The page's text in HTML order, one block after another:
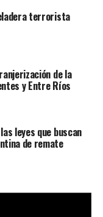
terrorista
de la
y Entre Ríos
leyes que buscan
de remate